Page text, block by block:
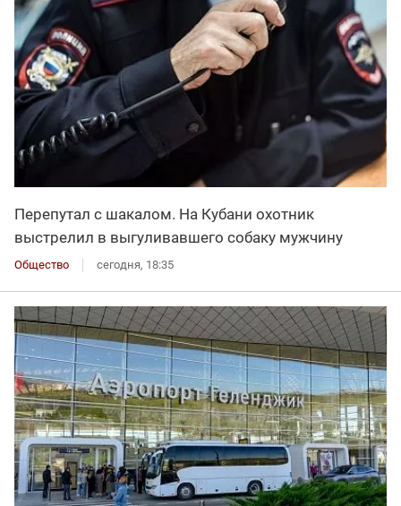
Перепутал с шакалом. На Кубани охотник
выстрелил в выгуливавшего собаку мужчину
Общество сегодня, 18:35